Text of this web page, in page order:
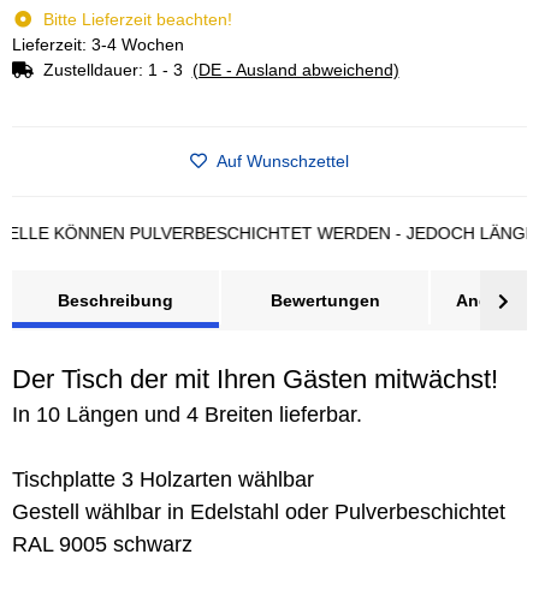
Bitte Lieferzeit beachten!
Lieferzeit: 3-4 Wochen
Zustelldauer: 1 - 3 (DE - Ausland abweichend)
Auf Wunschzettel
KÖNNEN PULVERBESCHICHTET WERDEN - JEDOCH LÄNGERE
Beschreibung Bewertungen Angebot
Der Tisch der mit Ihren Gästen mitwächst!
In 10 Längen und 4 Breiten lieferbar.
Tischplatte 3 Holzarten wählbar
Gestell wählbar in Edelstahl oder Pulverbeschichtet
RAL 9005 schwarz